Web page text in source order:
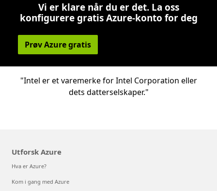
Vi er klare når du er det. La oss
konfigurere gratis Azure-konto for deg
Prøv Azure gratis
"Intel er et varemerke for Intel Corporation eller
dets datterselskaper."
Utforsk Azure
Hva er Azure?
Kom i gang med Azure